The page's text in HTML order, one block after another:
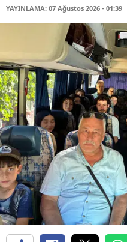
YAYINLAMA: 07 Ağustos 2026 - 01:39